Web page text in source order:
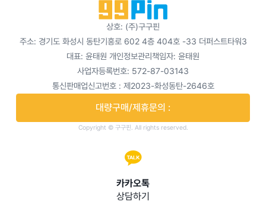
상호: (주)구구핀
주소: 경기도 화성시 동탄기흥로 602 4층 404호 -33 더퍼스트타워3
대표: 윤태원 개인정보관리책임자: 윤태원
사업자등록번호: 572-87-03143
통신판매업신고번호 : 제2023-화성동탄-2646호
대량구매/제휴문의 :
Copyright © 구구핀. All rights reserved.
카카오톡
상담하기